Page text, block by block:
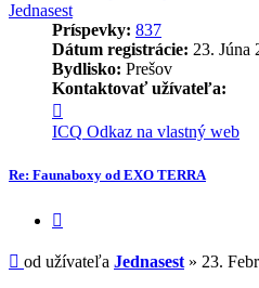
Jednasest
Príspevky: 837
Dátum registrácie: 23. Júna
Bydlisko: Prešov
Kontaktovať užívateľa:
informácie
užívateľa
Jednasest
ICQ Odkaz na vlastný web
Re: Faunaboxy od EXO TERRA
Príspevok
od užívateľa Jednasest » 23.